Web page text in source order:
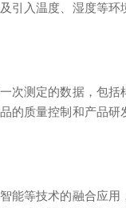
引入温度、湿度等环
测定的数据，包括
的质量控制和产品
等技术的融合应用